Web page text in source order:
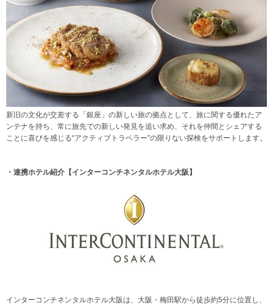
新旧の文化が交差する「銀座」の新しい旅の拠点として、旅に関する優れたア
ンテナを持ち、常に旅先での新しい発見を追い求め、それを仲間とシェアする
ことに喜びを感じる“アクティブトラベラー”の限りない探検をサポートします。
・連携ホテル紹介【インターコンチネンタルホテル大阪】
インターコンチネンタルホテル大阪は、大阪・梅田駅から徒歩約5分に位置し、